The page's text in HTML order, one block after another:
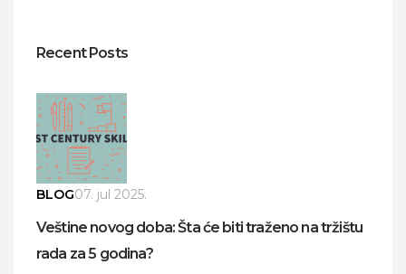
Recent Posts
BLOG07. jul 2025.
Veštine novog doba: Šta će biti traženo na tržištu
rada za 5 godina?